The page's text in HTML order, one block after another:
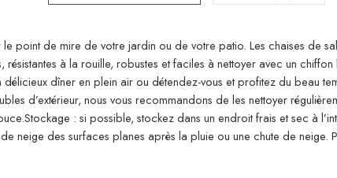
point de mire de votre jardin ou de votre patio. Les chaises de
à la rouille, robustes et faciles à nettoyer avec un chiffon
dîner en plein air ou détendez-vous et profitez du beau
d’extérieur, nous vous recommandons de les nettoyer
: si possible, stockez dans un endroit frais et sec à
neige des surfaces planes après la pluie ou une chute de neige.